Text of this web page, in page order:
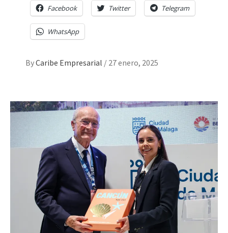
Facebook Twitter Telegram
WhatsApp
ByCaribe Empresarial / 27 enero, 2025